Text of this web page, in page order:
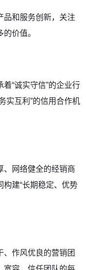
品和服务创新，关注
价值。
“诚实守信”的企业行
实互利”的信用合作机
、网络健全的经销商
构建“长期稳定、优势
、作风优良的营销团